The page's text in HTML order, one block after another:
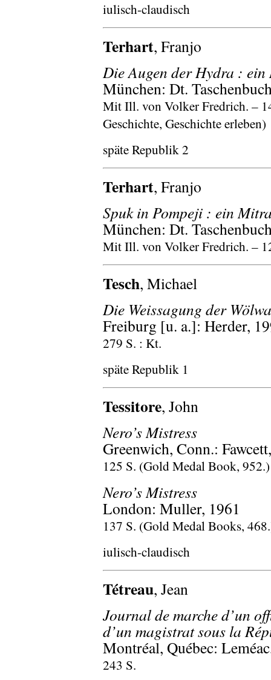
iulisch-claudisch
Terhart, Franjo
Die Augen der Hydra :
München: Dt.
Mit Ill. von Volker Fredrich. –
Geschichte, Geschichte erleben)
späte Republik 2
Terhart, Franjo
Spuk in Pompeji : ein
München: Dt.
Mit Ill. von Volker Fredrich. –
Tesch, Michael
Die Weissagung der Wölwa
Freiburg [u. a.]: Herder,
279 S. : Kt.
späte Republik 1
Tessitore, John
Nero’s Mistress
Greenwich, Conn.:
125 S. (Gold Medal Book, 952.)
Nero’s Mistress
London: Muller, 1961
137 S. (Gold Medal Books,
iulisch-claudisch
Tétreau, Jean
Journal de marche d’un
d’un magistrat sous la
Montréal, Québec:
243 S.